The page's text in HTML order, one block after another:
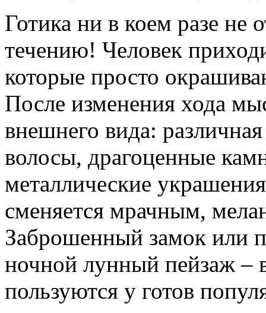
Готика ни в коем разе не
течению! Человек
которые просто
После изменения хода
внешнего вида:
волосы, драгоценные
металлические
сменяется мрачным,
Заброшенный замок или
ночной лунный пейзаж –
пользуются у готов